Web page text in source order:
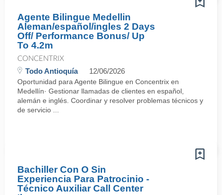
Agente Bilingue Medellin
Aleman/español/ingles 2 Days
Off/ Performance Bonus/ Up
To 4.2m
CONCENTRIX
Todo Antioquía 12/06/2026
Oportunidad para Agente Bilingue en Concentrix en
Medellín· Gestionar llamadas de clientes en español,
alemán e inglés. Coordinar y resolver problemas técnicos y
de servicio ...
Bachiller Con O Sin
Experiencia Para Patrocinio -
Técnico Auxiliar Call Center